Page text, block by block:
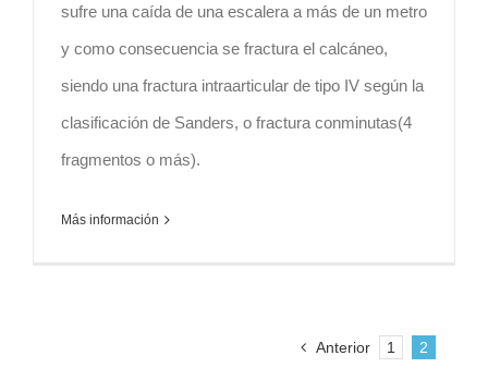
sufre una caída de una escalera a más de un metro
y como consecuencia se fractura el calcáneo,
siendo una fractura intraarticular de tipo IV según la
clasificación de Sanders, o fractura conminutas(4
fragmentos o más).
Más información
Anterior 1 2